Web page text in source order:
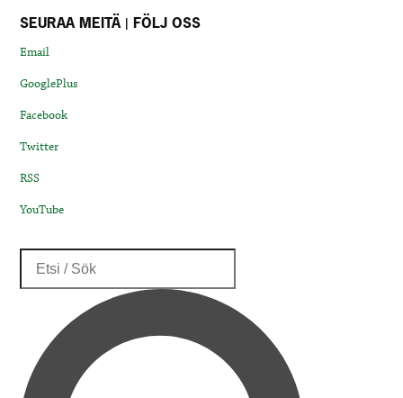
SEURAA MEITÄ | FÖLJ OSS
Email
GooglePlus
Facebook
Twitter
RSS
YouTube